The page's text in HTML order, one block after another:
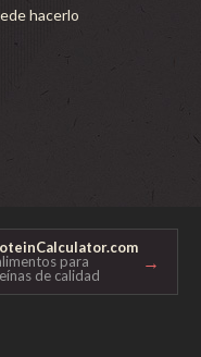
hacerlo
para
de calidad
→